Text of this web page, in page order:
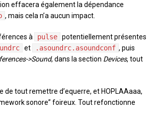
effacera également la dépendance
, mais cela n’a aucun impact.
à pulse potentiellement présentes
et .asoundrc.asoundconf , puis
>Sound, dans la section Devices, tout
de tout remettre d’equerre, et HOPLAAaaa,
sonore” foireux. Tout refonctionne